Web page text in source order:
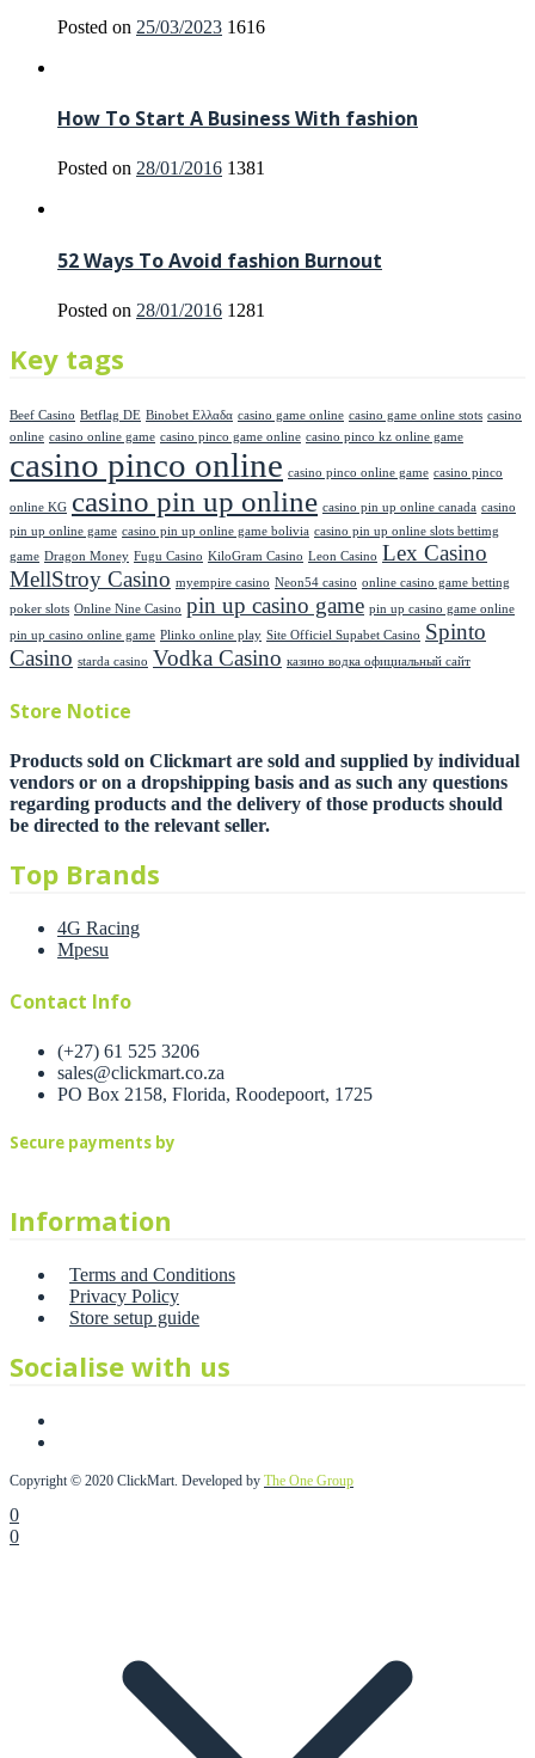
Posted on 25/03/2023 1616
How To Start A Business With fashion
Posted on 28/01/2016 1381
52 Ways To Avoid fashion Burnout
Posted on 28/01/2016 1281
Key tags
Beef Casino Betflag DE Binobet Ελλαδα casino game online casino game online stots casino
online casino online game casino pinco game online casino pinco kz online game
casino pinco online casino pinco online game casino pinco
online KG casino pin up online casino pin up online canada casino
pin up online game casino pin up online game bolivia casino pin up online slots bettimg
game Dragon Money Fugu Casino KiloGram Casino Leon Casino Lex Casino
MellStroy Casino myempire casino Neon54 casino online casino game betting
poker slots Online Nine Casino pin up casino game pin up casino game online
pin up casino online game Plinko online play Site Officiel Supabet Casino Spinto
Casino starda casino Vodka Casino казино водка официальный сайт
Store Notice
Products sold on Clickmart are sold and supplied by individual
vendors or on a dropshipping basis and as such any questions
regarding products and the delivery of those products should
be directed to the relevant seller.
Top Brands
4G Racing
Mpesu
Contact Info
(+27) 61 525 3206
sales@clickmart.co.za
PO Box 2158, Florida, Roodepoort, 1725
Secure payments by
Information
Terms and Conditions
Privacy Policy
Store setup guide
Socialise with us
Copyright © 2020 ClickMart. Developed by The One Group
0
0